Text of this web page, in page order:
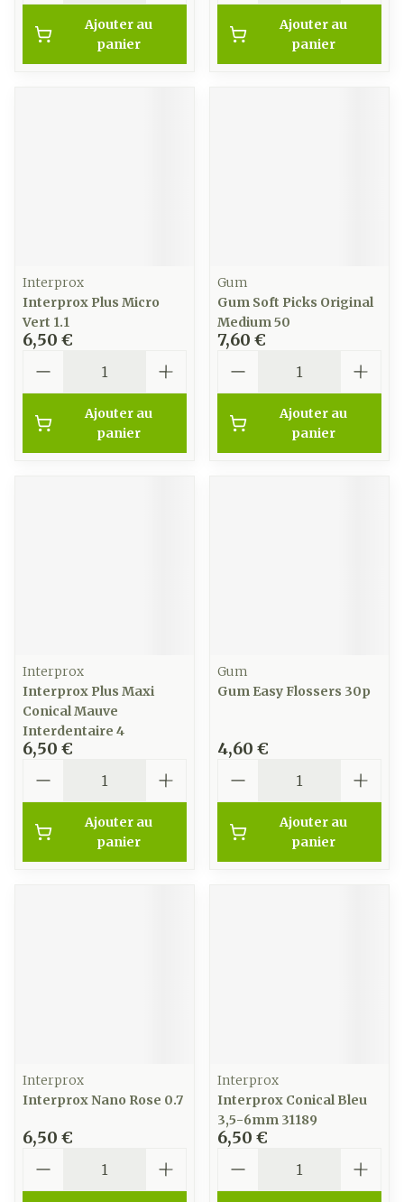
Ajouter au
panier
Ajouter au
panier
Interprox
Interprox Plus Micro
Vert 1.1
6,50 €
Ajouter au
panier
Gum
Gum Soft Picks Original
Medium 50
7,60 €
Ajouter au
panier
Interprox
Interprox Plus Maxi
Conical Mauve
Interdentaire 4
6,50 €
Ajouter au
panier
Gum
Gum Easy Flossers 30p
4,60 €
Ajouter au
panier
Interprox
Interprox Nano Rose 0.7
6,50 €
Interprox
Interprox Conical Bleu
3,5-6mm 31189
6,50 €